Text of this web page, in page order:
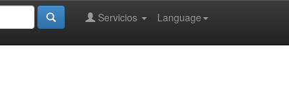
Language
Servicios